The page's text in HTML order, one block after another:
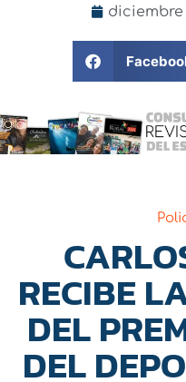
diciembre
RECIBE
DEL
DEL